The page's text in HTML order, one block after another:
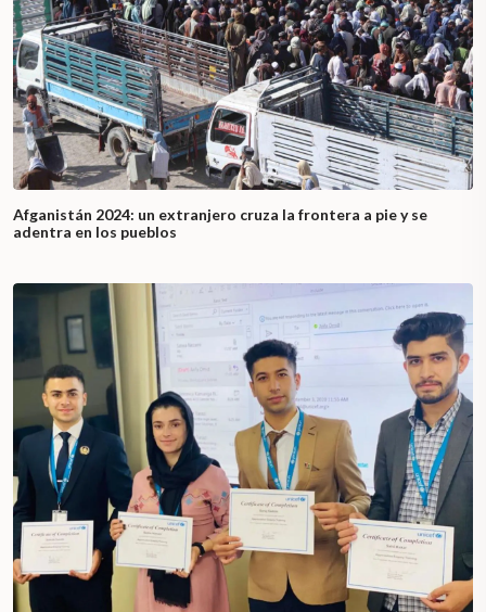
Afganistán 2024: un extranjero cruza la frontera a pie y se
adentra en los pueblos